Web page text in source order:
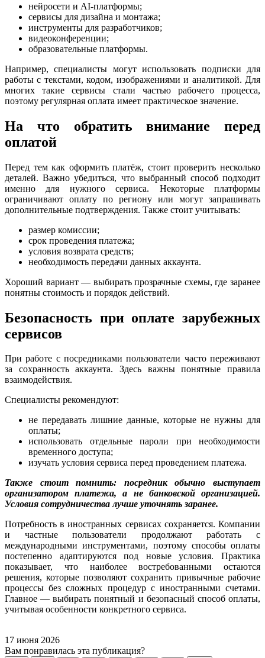
нейросети и AI-платформы;
сервисы для дизайна и монтажа;
инструменты для разработчиков;
видеоконференции;
образовательные платформы.
Например, специалисты могут использовать подписки для
работы с текстами, кодом, изображениями и аналитикой. Для
многих такие сервисы стали частью рабочего процесса,
поэтому регулярная оплата имеет практическое значение.
На что обратить внимание перед
оплатой
Перед тем как оформить платёж, стоит проверить несколько
деталей. Важно убедиться, что выбранный способ подходит
именно для нужного сервиса. Некоторые платформы
ограничивают оплату по региону или могут запрашивать
дополнительные подтверждения. Также стоит учитывать:
размер комиссии;
срок проведения платежа;
условия возврата средств;
необходимость передачи данных аккаунта.
Хороший вариант — выбирать прозрачные схемы, где заранее
понятны стоимость и порядок действий.
Безопасность при оплате зарубежных
сервисов
При работе с посредниками пользователи часто переживают
за сохранность аккаунта. Здесь важны понятные правила
взаимодействия.
Специалисты рекомендуют:
не передавать лишние данные, которые не нужны для
оплаты;
использовать отдельные пароли при необходимости
временного доступа;
изучать условия сервиса перед проведением платежа.
Также стоит помнить: посредник обычно выступает
организатором платежа, а не банковской организацией.
Условия сотрудничества лучше уточнять заранее.
Потребность в иностранных сервисах сохраняется. Компании
и частные пользователи продолжают работать с
международными инструментами, поэтому способы оплаты
постепенно адаптируются под новые условия. Практика
показывает, что наиболее востребованными остаются
решения, которые позволяют сохранить привычные рабочие
процессы без сложных процедур с иностранными счетами.
Главное — выбирать понятный и безопасный способ оплаты,
учитывая особенности конкретного сервиса.
17 июня 2026
Вам понравилась эта публикация?